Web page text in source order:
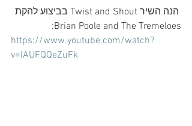
הנה השיר Twist and Shout בביצוע להקת
Brian Poole and The Tremeloes:
https://www.youtube.com/watch?
v=IAUFQQeZuFk